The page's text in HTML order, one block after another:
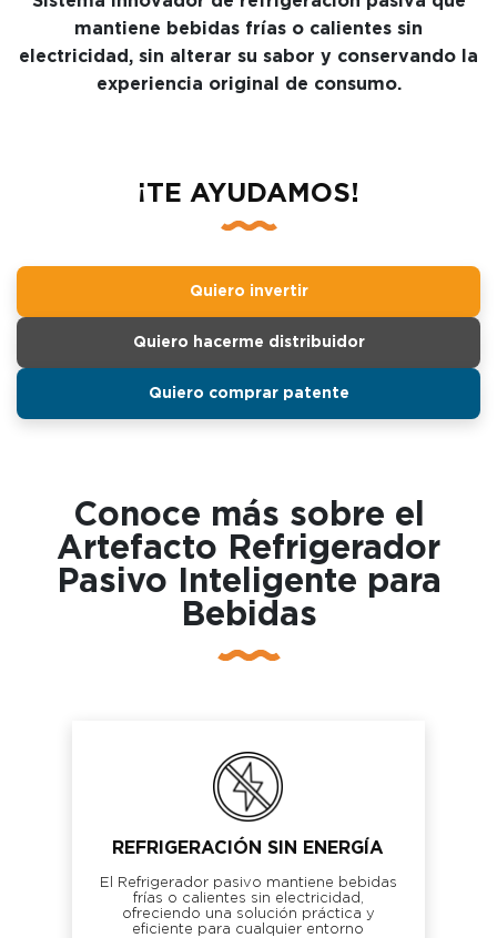
mantiene bebidas frías o calientes sin
electricidad, sin alterar su sabor y conservando la
experiencia original de consumo.
¡TE AYUDAMOS!
Quiero invertir
Quiero hacerme distribuidor
Quiero comprar patente
Conoce más sobre el
Artefacto Refrigerador
Pasivo Inteligente para
Bebidas
REFRIGERACIÓN SIN ENERGÍA
El Refrigerador pasivo mantiene bebidas
frías o calientes sin electricidad,
ofreciendo una solución práctica y
eficiente para cualquier entorno